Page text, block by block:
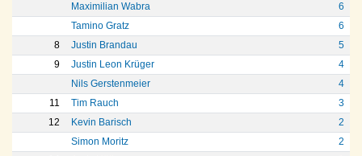
Maximilian Wabra
6
Tamino Gratz
6
8
Justin Brandau
5
9
Justin Leon Krüger
4
Nils Gerstenmeier
4
11
Tim Rauch
3
12
Kevin Barisch
2
Simon Moritz
2